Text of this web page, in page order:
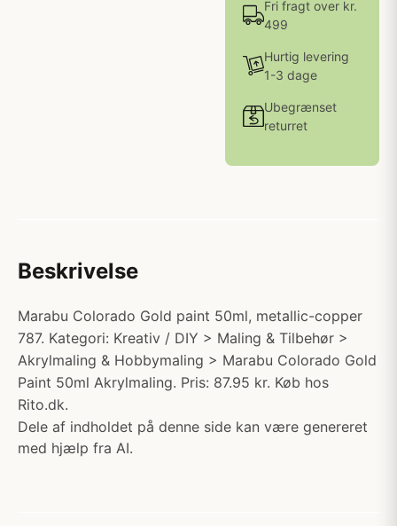
Fri fragt over kr.
499
Hurtig levering
1-3 dage
Ubegrænset
returret
Beskrivelse
Marabu Colorado Gold paint 50ml, metallic-copper
787. Kategori: Kreativ / DIY > Maling & Tilbehør >
Akrylmaling & Hobbymaling > Marabu Colorado Gold
Paint 50ml Akrylmaling. Pris: 87.95 kr. Køb hos
Rito.dk.
Dele af indholdet på denne side kan være genereret
med hjælp fra AI.